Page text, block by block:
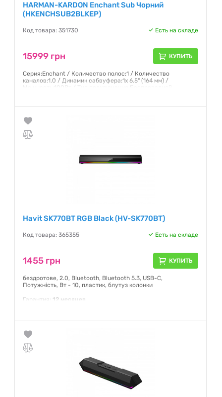
HARMAN-KARDON Enchant Sub Чорний
(HKENCHSUB2BLKEP)
Код товара: 351730 Есть на складе
15999 грн КУПИТЬ
Серия:Enchant / Количество полос:1 / Количество
каналов:1.0 / Динамик сабвуфера:1x 6.5" (164 мм) /
Мощность:100Вт / Тип подключения:Беспроводной
Havit SK770BT RGB Black (HV-SK770BT)
Код товара: 365355 Есть на складе
1455 грн КУПИТЬ
бездротове, 2.0, Bluetooth, Bluetooth 5.3, USB-C,
Потужність, Вт - 10, пластик, блутуз колонки
Гарантия: 12 месяцев